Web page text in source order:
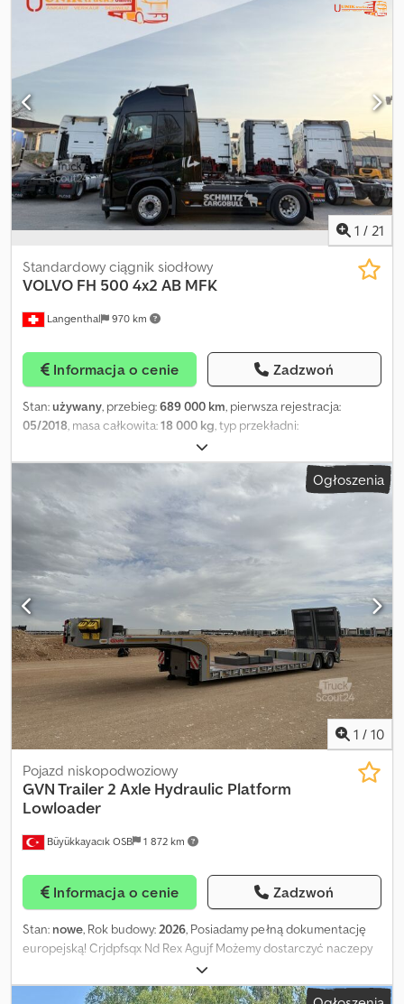
Goldhofer Typ: STZ-VKL 3-34/80 A Rok produkcji: 2008 Masa
całkowita: 54 000 kg Masa własna: 21 000 kg Ładowność: 33 000
kg Całkowita długość zestawu: 20 000 mm (maks. teleskopowo 24
200 mm) Powierzchnia ładunkowa (dł. x szer.): 7 300 mm x 2 750
mm (teleskopowo do 4 200 mm) Opony: 235/75 R 17,5 Dodatkowo:
Belka przedłużająca: 2x 6 000 mm
1 / 21
Langenthal 970 km
Standardowy ciągnik siodłowy
VOLVO FH 500 4x2 AB MFK
Informacja o cenie Zadzwoń
Stan:używany, przebieg:689 000 km, pierwsza rejestracja:
05/2018, masa całkowita:18 000 kg, typ przekładni:
Euro 6
Ogłoszenia
1 / 10
Büyükkayacık OSB 1 872 km
Pojazd niskopodwoziowy
GVN Trailer2 Axle Hydraulic Platform
Lowloader
Informacja o cenie Zadzwoń
Stan: nowe, Rok budowy:2026, Posiadamy pełną dokumentację
europejską! Crjdpfsqx Nd Rex Agujf Możemy dostarczyć naczepy
na warunkach FOB, EXW, CPT, CFR, CIF. W przypadku
zainteresowania prosimy o kontakt; Dla krajów europejskich: Dla